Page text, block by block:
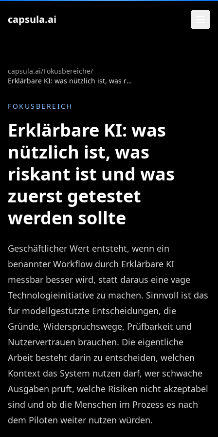
capsula.ai
capsula.ai/Fokusbereiche/
Erklärbare KI: was nützlich ist, was riskant ist und was zuerst getestet werden sollte
FOKUSBEREICH
Erklärbare KI: was
nützlich ist, was
riskant ist und was
zuerst getestet
werden sollte
Geschäftlicher Wert entsteht, wenn ein
benannter Workflow durch Erklärbare KI
messbar besser wird, statt daraus eine vage
Technologieinitiative zu machen. Sinnvoll ist das
für modellgestützte Entscheidungen, die
Gründe, Widerspruchswege, Prüfbarkeit und
Nutzervertrauen brauchen. Die eigentliche
Arbeit besteht darin zu entscheiden, welchen
Kontext das System nutzen darf, wer schwache
Ausgaben prüft, welche Risiken nicht akzeptabel
sind und ob die Menschen im Prozess es nach
dem Piloten weiter nutzen würden.